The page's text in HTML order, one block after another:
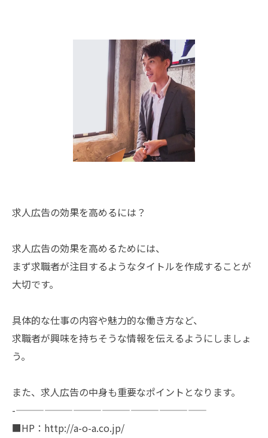
求人広告の効果を高めるには？
求人広告の効果を高めるためには、
まず求職者が注目するようなタイトルを作成することが
大切です。
具体的な仕事の内容や魅力的な働き方など、
求職者が興味を持ちそうな情報を伝えるようにしましょ
う。
また、求人広告の中身も重要なポイントとなります。
-————————————————————
■HP：http://a-o-a.co.jp/